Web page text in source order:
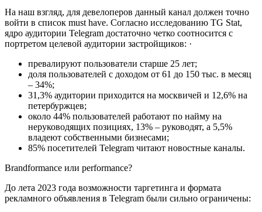
На наш взгляд, для девелоперов данный канал должен точно
войти в список must have. Согласно исследованию TG Stat,
ядро аудитории Telegram достаточно четко соотносится с
портретом целевой аудитории застройщиков: ·
превалируют пользователи старше 25 лет;
доля пользователей с доходом от 61 до 150 тыс. в месяц
– 34%;
31,3% аудитории приходится на москвичей и 12,6% на
петербуржцев;
около 44% пользователей работают по найму на
неруководящих позициях, 13% – руководят, а 5,5%
владеют собственными бизнесами;
85% посетителей Telegram читают новостные каналы.
Brandformance или performance?
До лета 2023 года возможности таргетинга и формата
рекламного объявления в Telegram были сильно ограничены: